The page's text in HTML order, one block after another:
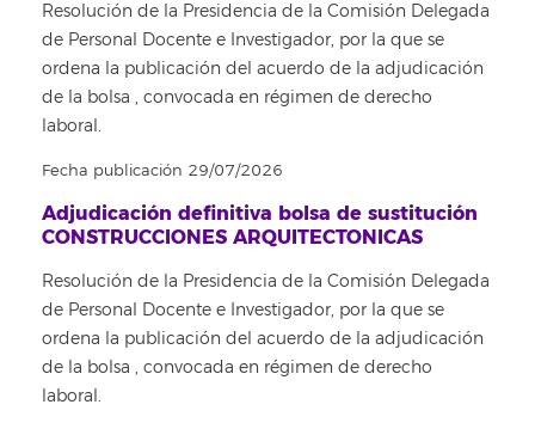
Resolución de la Presidencia de la Comisión Delegada
de Personal Docente e Investigador, por la que se
ordena la publicación del acuerdo de la adjudicación
de la bolsa , convocada en régimen de derecho
laboral.
Fecha publicación 29/07/2026
Adjudicación definitiva bolsa de sustitución
CONSTRUCCIONES ARQUITECTONICAS
Resolución de la Presidencia de la Comisión Delegada
de Personal Docente e Investigador, por la que se
ordena la publicación del acuerdo de la adjudicación
de la bolsa , convocada en régimen de derecho
laboral.